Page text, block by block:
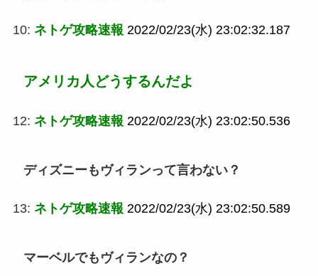
10: ネトゲ攻略速報 2022/02/23(水) 23:02:32.187
アメリカ人どうするんだよ
12: ネトゲ攻略速報 2022/02/23(水) 23:02:50.536
ディズニーもヴィランって言わない？
13: ネトゲ攻略速報 2022/02/23(水) 23:02:50.589
マーベルでもヴィランなの？